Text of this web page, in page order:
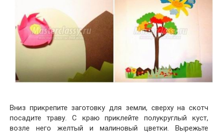
Вниз прикрепите заготовку для земли, сверху на скотч
посадите траву. С краю приклейте полукруглый куст,
возле него желтый и малиновый цветки. Вырежьте